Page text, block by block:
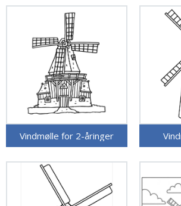
Vindmølle for 2-åringer